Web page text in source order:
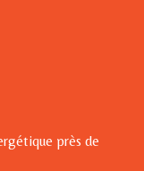
près de